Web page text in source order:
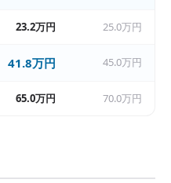
23.2万円 25.0万円
41.8万円 45.0万円
65.0万円 70.0万円